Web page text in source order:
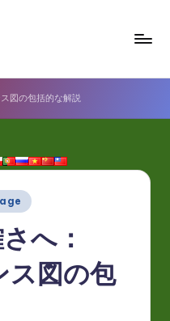
図の包括的な解説
へ：
ス図の包